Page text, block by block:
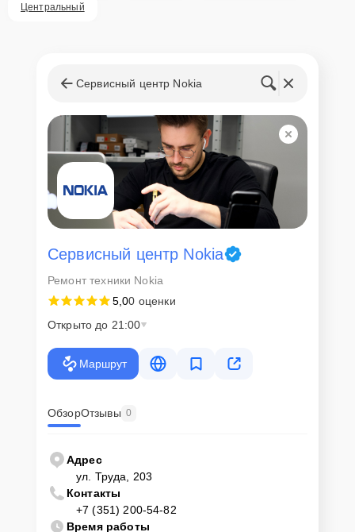
Центральный
Сервисный центр Nokia
Сервисный центр Nokia
Ремонт техники Nokia
5,00 оценки
Открыто до 21:00
Маршрут
ОбзорОтзывы 0
Адрес
ул. Труда, 203
Контакты
+7 (351) 200-54-82
Время работы